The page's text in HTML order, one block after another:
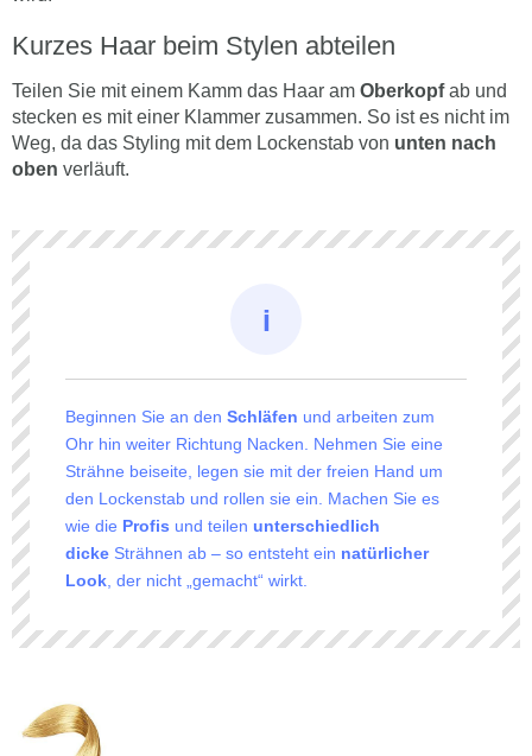
Kurzes Haar beim Stylen abteilen
Teilen Sie mit einem Kamm das Haar am Oberkopfab und
stecken es mit einer Klammer zusammen. So ist es nicht im
Weg, da das Styling mit dem Lockenstab von unten nach
oben verläuft.
Beginnen Sie an den Schläfen und arbeiten zum
Ohr hin weiter Richtung Nacken. Nehmen Sie eine
Strähne beiseite, legen sie mit der freien Hand um
den Lockenstab und rollen sie ein. Machen Sie es
wie die Profis und teilen unterschiedlich
dicke Strähnen ab – so entsteht ein natürlicher
Look , der nicht „gemacht“ wirkt.